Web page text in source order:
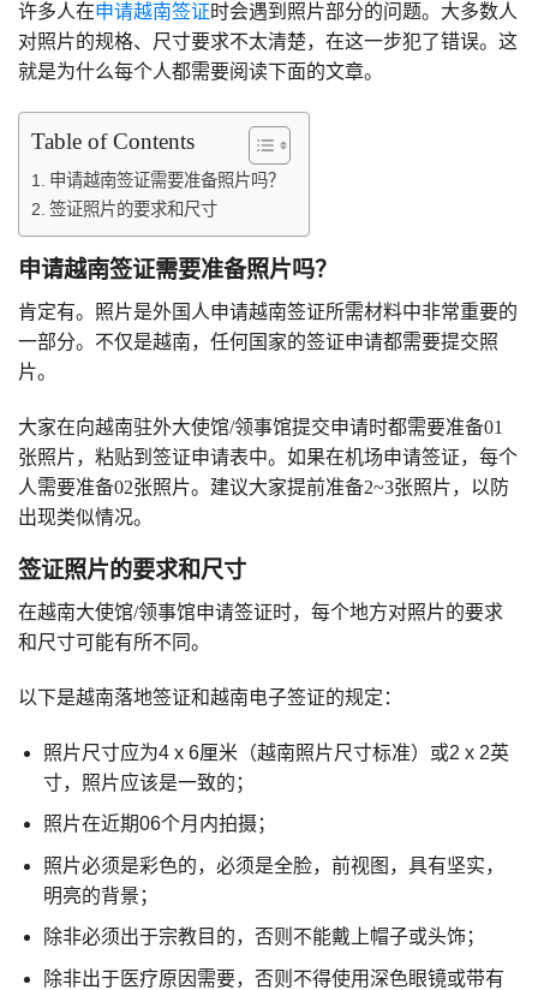
许多人在申请越南签证时会遇到照片部分的问题。大多数人
对照片的规格、尺寸要求不太清楚，在这一步犯了错误。这
就是为什么每个人都需要阅读下面的文章。
Table of Contents
申请越南签证需要准备照片吗？
签证照片的要求和尺寸
申请越南签证需要准备照片吗？
肯定有。照片是外国人申请越南签证所需材料中非常重要的
一部分。不仅是越南，任何国家的签证申请都需要提交照
片。
大家在向越南驻外大使馆/领事馆提交申请时都需要准备01
张照片，粘贴到签证申请表中。如果在机场申请签证，每个
人需要准备02张照片。建议大家提前准备2~3张照片，以防
出现类似情况。
签证照片的要求和尺寸
在越南大使馆/领事馆申请签证时，每个地方对照片的要求
和尺寸可能有所不同。
以下是越南落地签证和越南电子签证的规定：
照片尺寸应为4 x 6厘米（越南照片尺寸标准）或2 x 2英
寸，照片应该是一致的；
照片在近期06个月内拍摄；
照片必须是彩色的，必须是全脸，前视图，具有坚实，
明亮的背景；
除非必须出于宗教目的，否则不能戴上帽子或头饰；
除非出于医疗原因需要，否则不得使用深色眼镜或带有